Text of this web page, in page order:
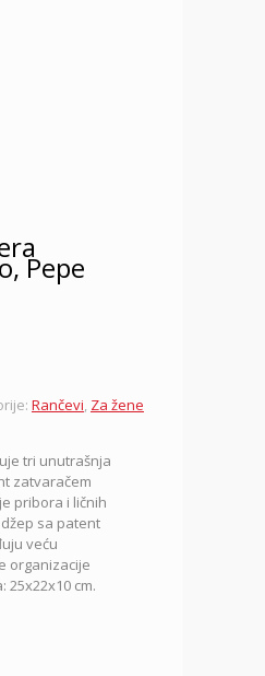
Pepe
Rančevi, Za žene
tri unutrašnja
zatvaračem
pribora i ličnih
sa patent
veću
organizacije
25x22x10 cm.